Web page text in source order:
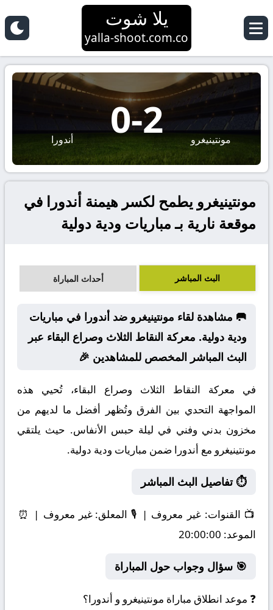
يلا شوت
yalla-shoot.com.co
مونتينيغرو 2
-
0 أندورا
مونتينيغرو يطمح لكسر هيمنة أندورا في
موقعة نارية بـ مباريات ودية دولية
البث المباشر أحداث المباراة
🥅 مشاهدة لقاء مونتينيغرو ضد أندورا في مباريات
ودية دولية. معركة النقاط الثلاث وصراع البقاء عبر
البث المباشر المخصص للمشاهدين 🎉
في معركة النقاط الثلاث وصراع البقاء، تُحيي هذه
المواجهة التحدي بين الفرق وتُظهر أفضل ما لديهم من
مخزون بدني وفني في ليلة حبس الأنفاس. حيث يلتقي
مونتينيغرو مع أندورا ضمن مباريات ودية دولية.
⏱️ تفاصيل البث المباشر
📺 القنوات: غير معروف | 🎙️ المعلق: غير معروف | ⏰
الموعد:
🎯 سؤال وجواب حول المباراة
❓ موعد انطلاق مباراة مونتينيغرو و أندورا؟